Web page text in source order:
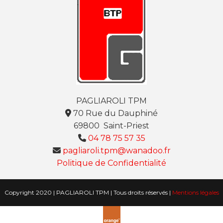
PAGLIAROLI TPM
 70 Rue du Dauphiné
69800 Saint-Priest
 04 78 75 57 35
 pagliaroli.tpm@wanadoo.fr
Politique de Confidentialité
Copyright 2020 | PAGLIAROLI TPM | Tous droits réservés | Mentions légales